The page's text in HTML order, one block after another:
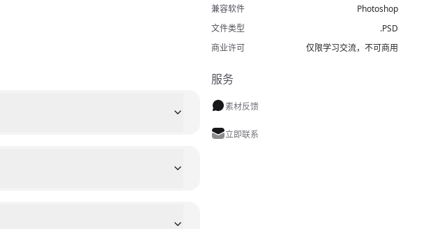
兼容软件
Photoshop
文件类型
.PSD
商业许可
仅限学习交流，不可商用
服务
素材反馈
立即联系